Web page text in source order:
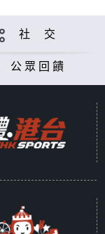
社 交
公眾回饋